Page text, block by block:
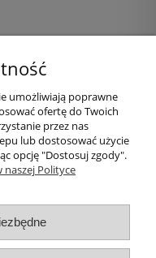
umożliwiają poprawne
ofertę do Twoich
przez nas
lub dostosować użycie
opcję "Dostosuj zgody".
naszej Polityce